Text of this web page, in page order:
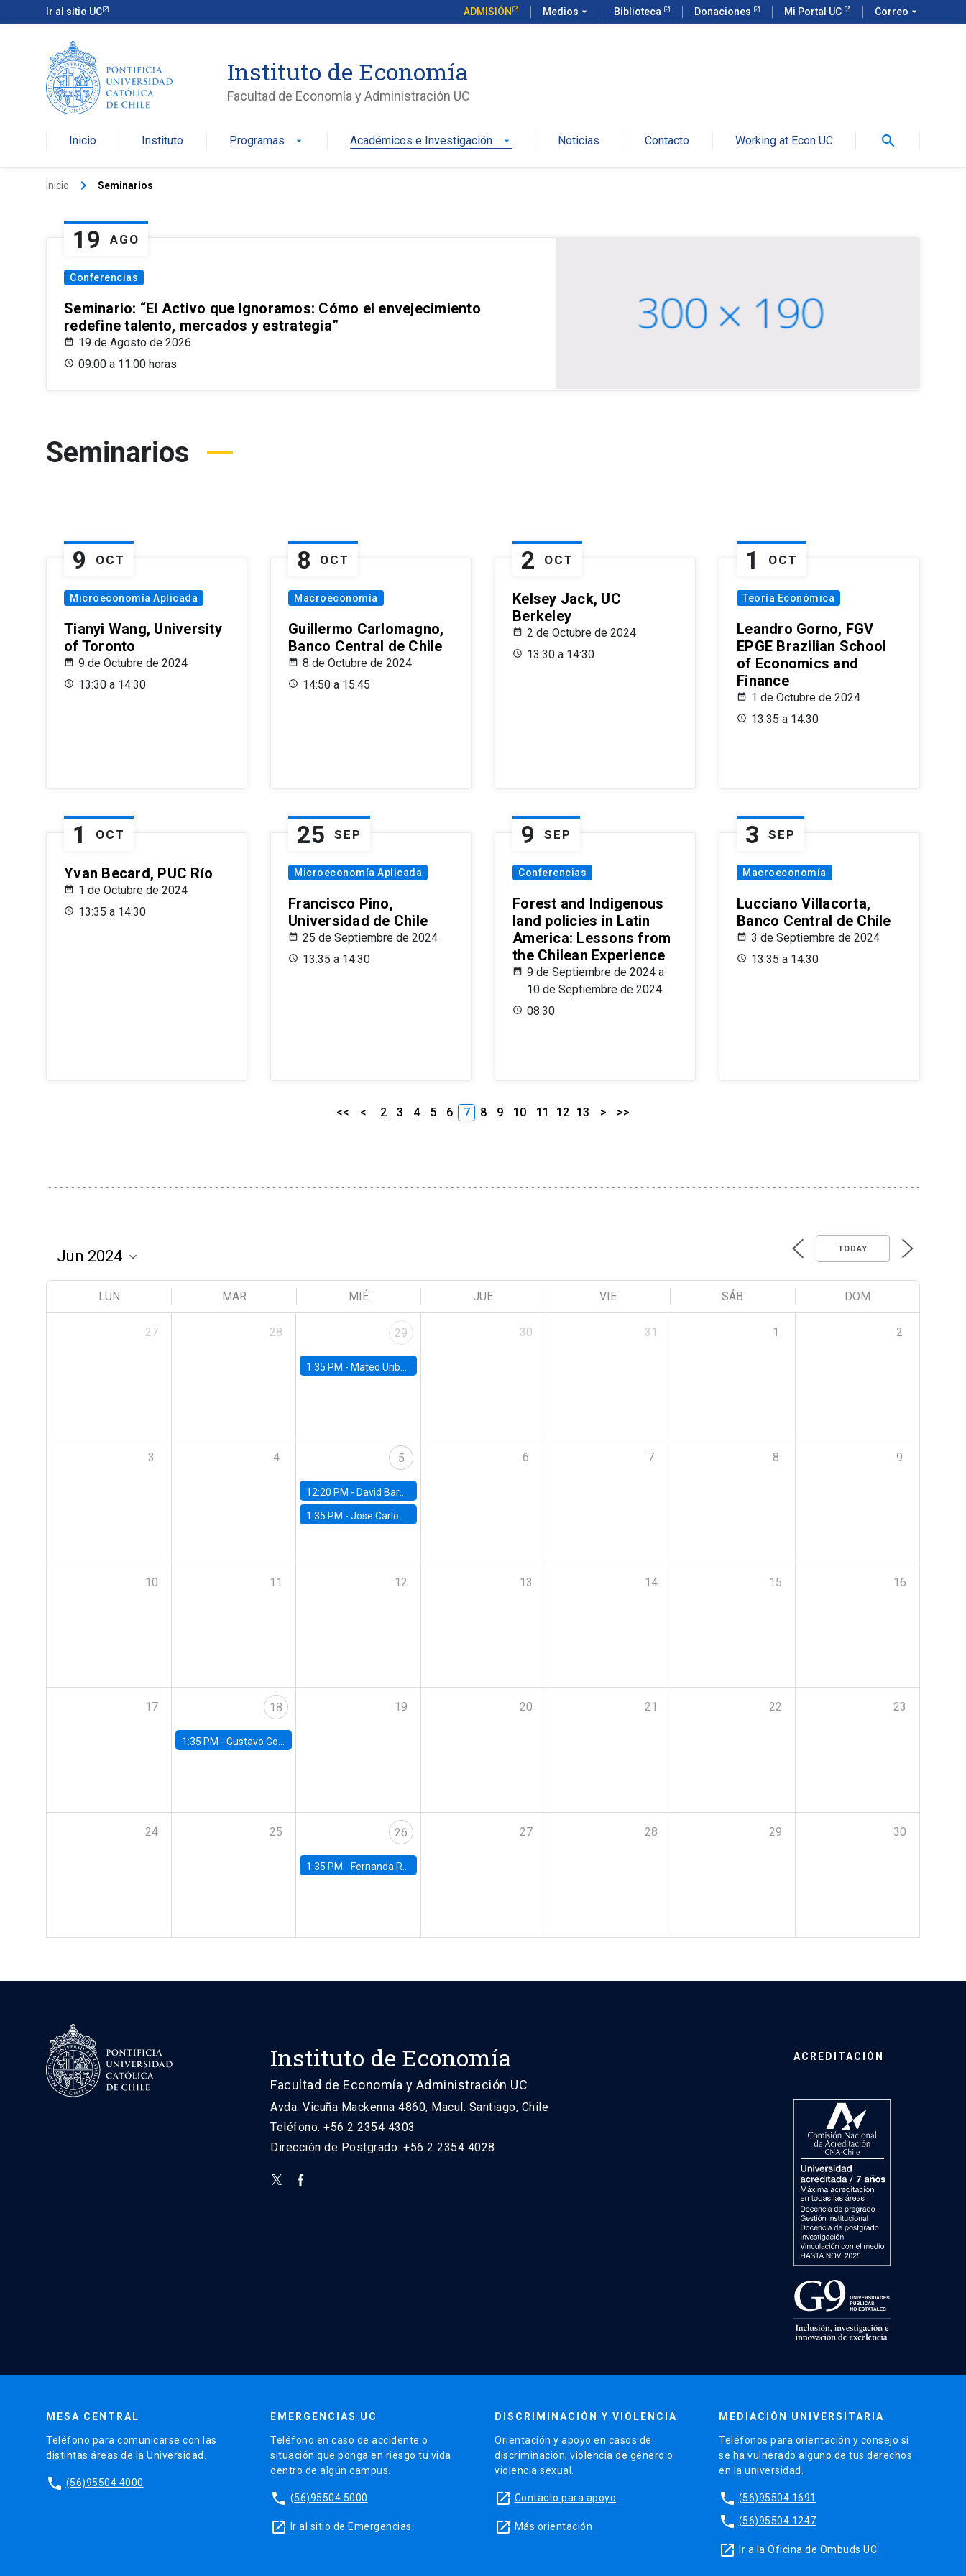
Ir al sitio UC ADMISIÓN Medios arrow_drop_down Biblioteca Donaciones Mi Portal UC Correo arrow_drop_down
Instituto de Economía
Facultad de Economía y Administración UC
Inicio Instituto Programas arrow_drop_down Académicos e Investigación arrow_drop_down Noticias Contacto Working at Econ UC search
Inicio keyboard_arrow_right Seminarios
19 AGO
Conferencias
Seminario: “El Activo que Ignoramos: Cómo el envejecimiento
redefine talento, mercados y estrategia”
19 de Agosto de 2026
09:00 a 11:00 horas
Seminarios
9 OCT
Microeconomía Aplicada
Tianyi Wang, University
of Toronto
9 de Octubre de 2024
13:30 a 14:30
8 OCT
Macroeconomía
Guillermo Carlomagno,
Banco Central de Chile
8 de Octubre de 2024
14:50 a 15:45
2 OCT
Kelsey Jack, UC
Berkeley
2 de Octubre de 2024
13:30 a 14:30
1 OCT
Teoría Económica
Leandro Gorno, FGV
EPGE Brazilian School
of Economics and
Finance
1 de Octubre de 2024
13:35 a 14:30
1 OCT
Yvan Becard, PUC Río
1 de Octubre de 2024
13:35 a 14:30
25 SEP
Microeconomía Aplicada
Francisco Pino,
Universidad de Chile
25 de Septiembre de 2024
13:35 a 14:30
9 SEP
Conferencias
Forest and Indigenous
land policies in Latin
America: Lessons from
the Chilean Experience
9 de Septiembre de 2024 a
10 de Septiembre de 2024
08:30
3 SEP
Macroeconomía
Lucciano Villacorta,
Banco Central de Chile
3 de Septiembre de 2024
13:35 a 14:30
<< < 2 3 4 5 6 7 8 9 10 11 12 13 > >>
TODAY
LUN MAR MIÉ JUE VIE SÁB DOM
27 28 29
1:35 PM - Mateo Uribe-Castro, Universidad de los Andes (Colombia)
30 31 1 2
3 4 5
12:20 PM - David Bardey, Universidad de los Andes - CEDE
1:35 PM -Jose Carlo Bermudez, UC (ME) & World Bank
6 7 8 9
10 11 12 13 14 15 16
17 18
1:35 PM - Gustavo González, Banco Central de Chile
19 20 21 22 23
24 25 26
1:35 PM - Fernanda Rojas Ampuero, University of Wisconsin-Madison
27 28 29 30
Instituto de Economía
Facultad de Economía y Administración UC
Avda. Vicuña Mackenna 4860, Macul. Santiago, Chile
Teléfono: +56 2 2354 4303
Dirección de Postgrado: +56 2 2354 4028
ACREDITACIÓN
MESA CENTRAL
Teléfono para comunicarse con las
distintas áreas de la Universidad.
phone (56)95504 4000
EMERGENCIAS UC
Teléfono en caso de accidente o
situación que ponga en riesgo tu vida
dentro de algún campus.
phone (56)95504 5000
launch Ir al sitio de Emergencias
DISCRIMINACIÓN Y VIOLENCIA
Orientación y apoyo en casos de
discriminación, violencia de género o
violencia sexual.
launch Contacto para apoyo
launch Más orientación
MEDIACIÓN UNIVERSITARIA
Teléfonos para orientación y consejo si
se ha vulnerado alguno de tus derechos
en la universidad.
phone (56)95504 1691
phone (56)95504 1247
launch Ir a la Oficina de Ombuds UC